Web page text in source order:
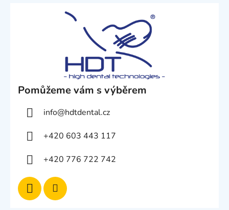
Pomůžeme vám s výběrem
info@hdtdental.cz
+420 603 443 117
+420 776 722 742